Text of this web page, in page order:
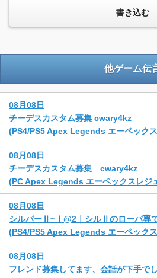
他ゲーム伝
08月08日
チーデスカスタム募集 cwary4kz
(PS4/PS5 Apex Legends エーペック
08月08日
チーデスカスタム募集 cwary4kz
(PC Apex Legends エーペックスレジ
08月08日
シルバーⅡ~Ⅰ@2｜シルⅡのローバ専
(PS4/PS5 Apex Legends エーペック
08月08日
フレンド募集してます、会話が下手で